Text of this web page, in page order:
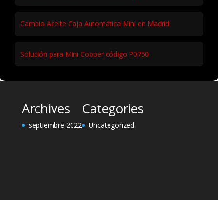
Cambio Aceite Caja Automática Mini en Madrid
Solución para Mini Cooper código P0750
Archives
septiembre 2022
Categories
Uncategorized